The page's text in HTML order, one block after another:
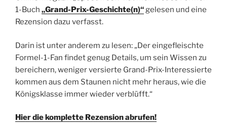
1-Buch „Grand-Prix-Geschichte(n)“gelesen und eine
Rezension dazu verfasst.
Darin ist unter anderem zu lesen: „Der eingefleischte
Formel-1-Fan findet genug Details, um sein Wissen zu
bereichern, weniger versierte Grand-Prix-Interessierte
kommen aus dem Staunen nicht mehr heraus, wie die
Königsklasse immer wieder verblüfft.“
Hier die komplette Rezension abrufen!